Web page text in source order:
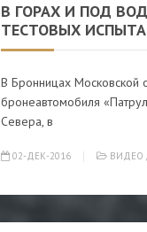
В ГОРАХ И ПОД
ТЕСТОВЫХ
В Бронницах Московской
бронеавтомобиля
Севера, в
02-ДЕК-2016 ВИДЕО